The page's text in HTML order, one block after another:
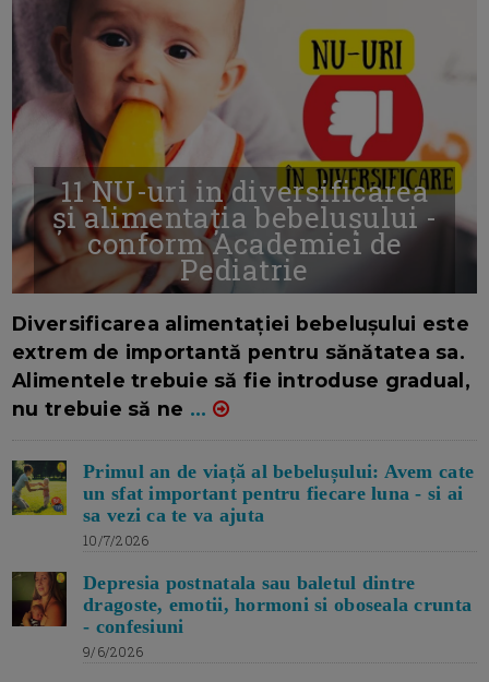
11 NU-uri in diversificarea
și alimentația bebelușului -
conform Academiei de
Pediatrie
Diversificarea alimentației bebelușului este
extrem de importantă pentru sănătatea sa.
Alimentele trebuie să fie introduse gradual,
nu trebuie să ne ...
Primul an de viață al bebelușului: Avem cate
un sfat important pentru fiecare luna - si ai
sa vezi ca te va ajuta
10/7/2026
Depresia postnatala sau baletul dintre
dragoste, emotii, hormoni si oboseala crunta
- confesiuni
9/6/2026